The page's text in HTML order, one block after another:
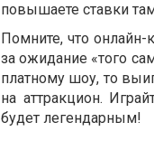
повышаете ставки
Помните, что онлайн-
за ожидание «того
платному шоу, то
на аттракцион.
будет легендарным!